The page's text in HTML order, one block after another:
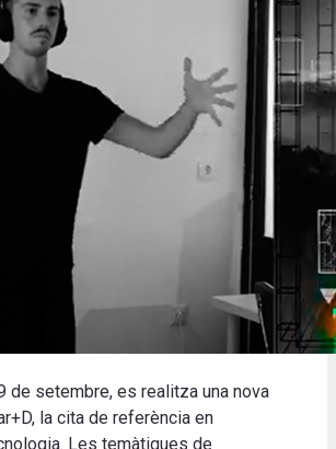
de setembre, es realitza una nova
la cita de referència en
Les temàtiques de